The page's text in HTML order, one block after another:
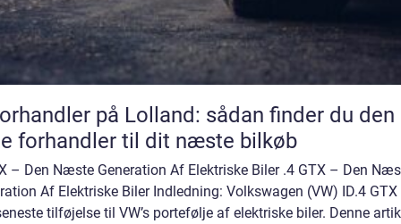
på Lolland: sådan finder du den
forhandler til dit næste bilkøb
– Den Næste Generation Af Elektriske Biler .4 GTX – Den
Af Elektriske Biler Indledning: Volkswagen (VW) ID.4 GTX
tilføjelse til VW’s portefølje af elektriske biler. Denne